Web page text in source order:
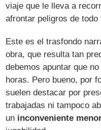
viaje que le lleva a
afrontar peligros de todo
Este es el trasfondo
obra, que resulta tan
debemos apuntar que
horas. Pero bueno, por
suelen destacar por
trabajadas ni tampoco
un inconveniente